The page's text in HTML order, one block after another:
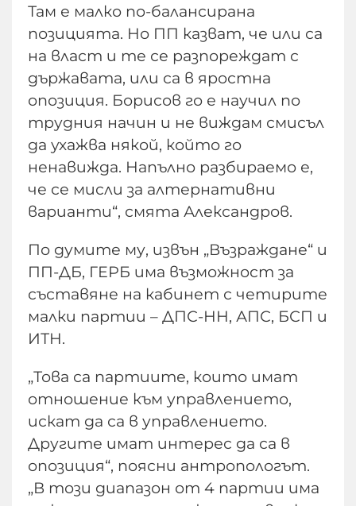
Там е малко по-балансирана
позицията. Но ПП казват, че или са
на власт и те се разпореждат с
държавата, или са в яростна
опозиция. Борисов го е научил по
трудния начин и не виждам смисъл
да ухажва някой, който го
ненавижда. Напълно разбираемо е,
че се мисли за алтернативни
варианти“, смята Александров.
По думите му, извън „Възраждане“ и
ПП-ДБ, ГЕРБ има възможност за
съставяне на кабинет с четирите
малки партии – ДПС-НН, АПС, БСП и
ИТН.
„Това са партиите, които имат
отношение към управлението,
искат да са в управлението.
Другите имат интерес да са в
опозиция“, поясни антропологът.
„В този диапазон от 4 партии има